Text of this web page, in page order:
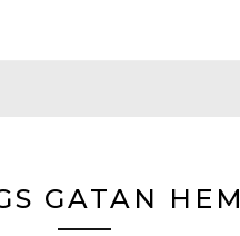
GATAN HEM